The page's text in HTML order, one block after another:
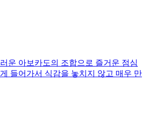
운 아보카도의 조합으로 즐거운 점심
들어가서 식감을 놓치지 않고 매우 만